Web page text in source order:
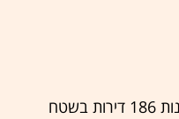
את מבנה המגורים, שמאפשר לבנות 186 דירות בשטח